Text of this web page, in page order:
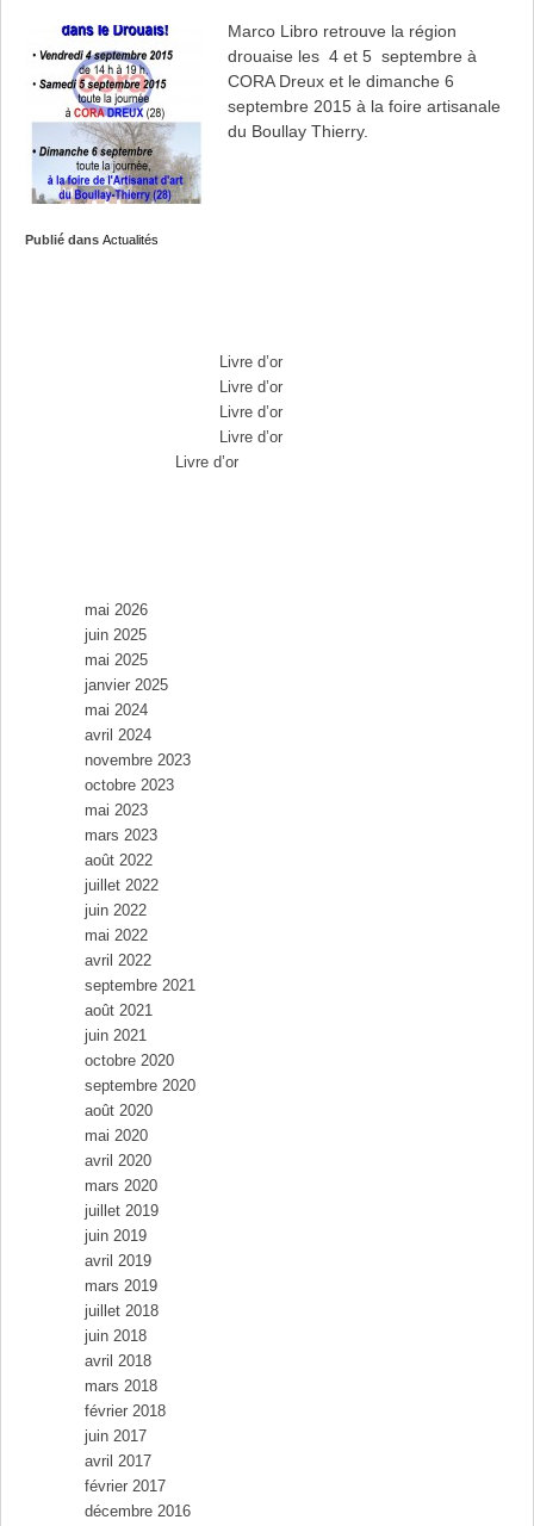
Marco Libro retrouve la région
drouaise les 4 et 5 septembre à
CORA Dreux et le dimanche 6
septembre 2015 à la foire artisanale
du Boullay Thierry.
Publié dans Actualités
Livre d’or
Livre d’or
Livre d’or
Livre d’or
Livre d’or
mai 2026
juin 2025
mai 2025
janvier 2025
mai 2024
avril 2024
novembre 2023
octobre 2023
mai 2023
mars 2023
août 2022
juillet 2022
juin 2022
mai 2022
avril 2022
septembre 2021
août 2021
juin 2021
octobre 2020
septembre 2020
août 2020
mai 2020
avril 2020
mars 2020
juillet 2019
juin 2019
avril 2019
mars 2019
juillet 2018
juin 2018
avril 2018
mars 2018
février 2018
juin 2017
avril 2017
février 2017
décembre 2016